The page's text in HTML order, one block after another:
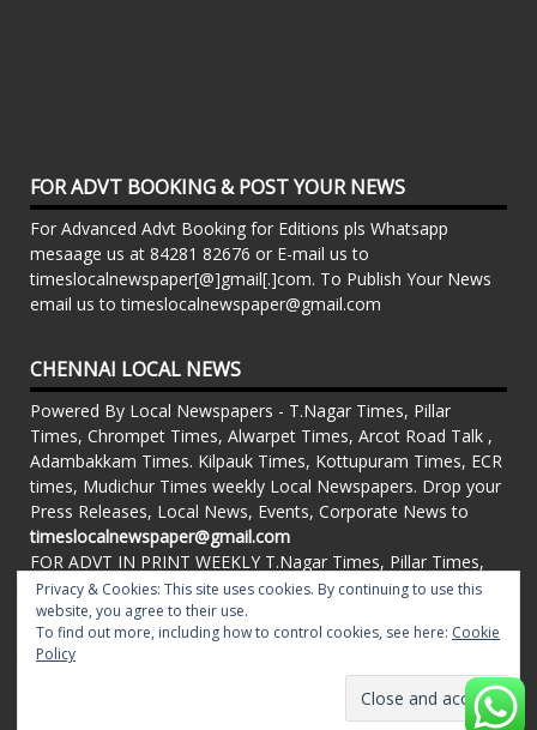
FOR ADVT BOOKING & POST YOUR NEWS
For Advanced Advt Booking for Editions pls Whatsapp
mesaage us at 84281 82676 or E-mail us to
timeslocalnewspaper[@]gmail[.]com. To Publish Your News
email us to timeslocalnewspaper@gmail.com
CHENNAI LOCAL NEWS
Powered By Local Newspapers - T.Nagar Times, Pillar
Times, Chrompet Times, Alwarpet Times, Arcot Road Talk ,
Adambakkam Times. Kilpauk Times, Kottupuram Times, ECR
times, Mudichur Times weekly Local Newspapers. Drop your
Press Releases, Local News, Events, Corporate News to
timeslocalnewspaper@gmail.com
FOR ADVT IN PRINT WEEKLY T.Nagar Times, Pillar Times,
Chrompet Times, Alwarpet Times, Arcot Road Talk ,
Adambakkam Times. Kilpauk Times, Kottupuram Times, ECR
times, Vandalur Times, Madhavaram Times | Whatsapp
Message: 91-84281 82676
valerio.
Privacy & Cookies: This site uses cookies. By continuing to use this
website, you agree to their use.
To find out more, including how to control cookies, see here: Cookie
Policy